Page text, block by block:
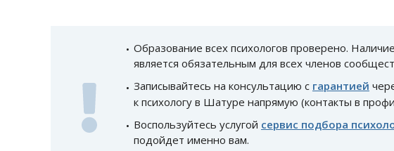
Образование всех психологов проверено.
является обязательным для всех членов
Записывайтесь на консультацию с гарантией
к психологу в Шатуре напрямую (контакты в
Воспользуйтесь услугой сервис подбора
подойдет именно вам.